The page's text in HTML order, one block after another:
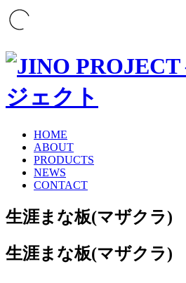
HOME
ABOUT
PRODUCTS
NEWS
CONTACT
生涯まな板(マザクラ)
生涯まな板(マザクラ)